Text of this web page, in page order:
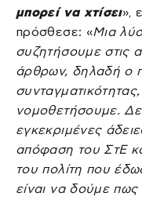
μπορεί να χτίσει»,
πρόσθεσε: «Μια
συζητήσουμε στις
άρθρων, δηλαδή ο
νομοθετήσουμε.
εγκεκριμένες
απόφαση του ΣτΕ
του πολίτη που
είναι να δούμε